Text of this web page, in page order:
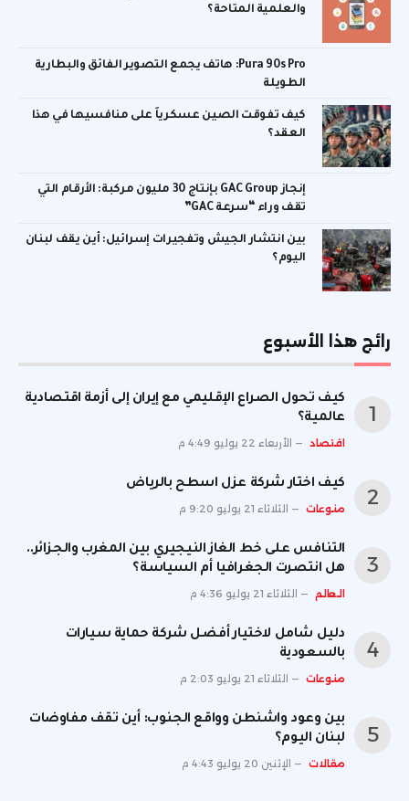
والعلمية المتاحة؟
Pura 90s Pro: هاتف يجمع التصوير الفائق والبطارية
الطويلة
كيف تفوقت الصين عسكرياً على منافسيها في هذا
العقد؟
إنجاز GAC Group بإنتاج 30 مليون مركبة: الأرقام التي
تقف وراء “سرعة GAC”
بين انتشار الجيش وتفجيرات إسرائيل: أين يقف لبنان
اليوم؟
رائج هذا الأسبوع
كيف تحول الصراع الإقليمي مع إيران إلى أزمة اقتصادية
عالمية؟
اقتصاد الأربعاء 22 يوليو 4:49 م
كيف اختار شركة عزل اسطح بالرياض
منوعات الثلاثاء 21 يوليو 9:20 م
التنافس على خط الغاز النيجيري بين المغرب والجزائر..
هل انتصرت الجغرافيا أم السياسة؟
العالم الثلاثاء 21 يوليو 4:36 م
دليل شامل لاختيار أفضل شركة حماية سيارات
بالسعودية
منوعات الثلاثاء 21 يوليو 2:03 م
بين وعود واشنطن وواقع الجنوب: أين تقف مفاوضات
لبنان اليوم؟
مقالات الإثنين 20 يوليو 4:43 م